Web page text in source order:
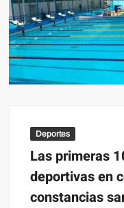
Deportes
Las primeras
deportivas en
constancias